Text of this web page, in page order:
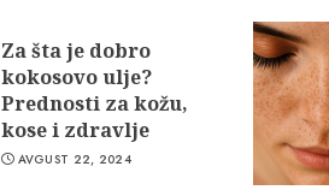
7
Za šta je dobro
kokosovo ulje?
Prednosti za kožu,
kose i zdravlje
AVGUST 22, 2024